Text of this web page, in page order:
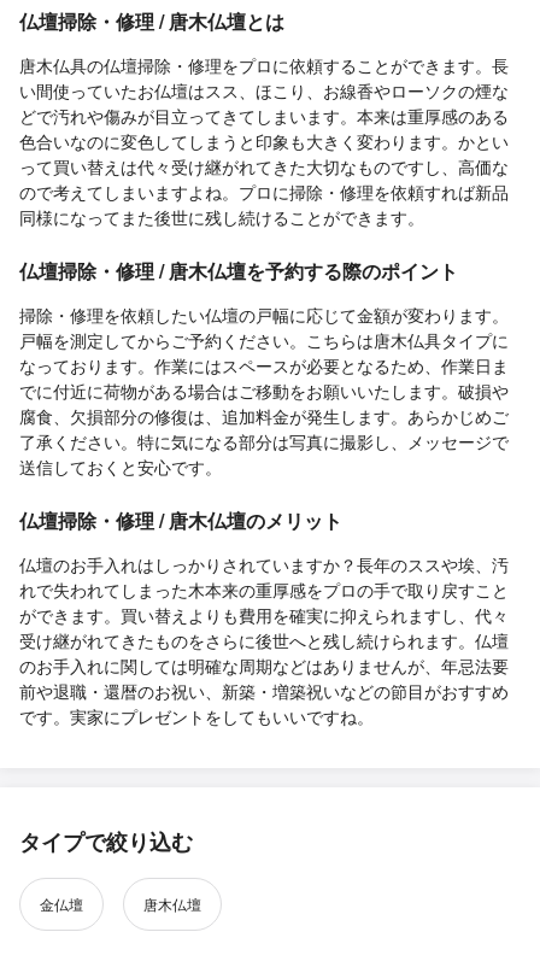
仏壇掃除・修理 / 唐木仏壇とは
唐木仏具の仏壇掃除・修理をプロに依頼することができます。長
い間使っていたお仏壇はスス、ほこり、お線香やローソクの煙な
どで汚れや傷みが目立ってきてしまいます。本来は重厚感のある
色合いなのに変色してしまうと印象も大きく変わります。かとい
って買い替えは代々受け継がれてきた大切なものですし、高価な
ので考えてしまいますよね。プロに掃除・修理を依頼すれば新品
同様になってまた後世に残し続けることができます。
仏壇掃除・修理 / 唐木仏壇を予約する際のポイント
掃除・修理を依頼したい仏壇の戸幅に応じて金額が変わります。
戸幅を測定してからご予約ください。こちらは唐木仏具タイプに
なっております。作業にはスペースが必要となるため、作業日ま
でに付近に荷物がある場合はご移動をお願いいたします。破損や
腐食、欠損部分の修復は、追加料金が発生します。あらかじめご
了承ください。特に気になる部分は写真に撮影し、メッセージで
送信しておくと安心です。
仏壇掃除・修理 / 唐木仏壇のメリット
仏壇のお手入れはしっかりされていますか？長年のススや埃、汚
れで失われてしまった木本来の重厚感をプロの手で取り戻すこと
ができます。買い替えよりも費用を確実に抑えられますし、代々
受け継がれてきたものをさらに後世へと残し続けられます。仏壇
のお手入れに関しては明確な周期などはありませんが、年忌法要
前や退職・還暦のお祝い、新築・増築祝いなどの節目がおすすめ
です。実家にプレゼントをしてもいいですね。
タイプで絞り込む
金仏壇 唐木仏壇